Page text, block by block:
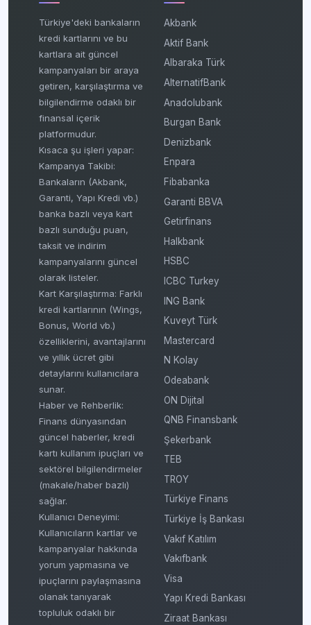
Türkiye'deki bankaların
kredi kartlarını ve bu
kartlara ait güncel
kampanyaları bir araya
getiren, karşılaştırma ve
bilgilendirme odaklı bir
finansal içerik
platformudur.
Kısaca şu işleri yapar:
Kampanya Takibi:
Bankaların (Akbank,
Garanti, Yapı Kredi vb.)
banka bazlı veya kart
bazlı sunduğu puan,
taksit ve indirim
kampanyalarını güncel
olarak listeler.
Kart Karşılaştırma: Farklı
kredi kartlarının (Wings,
Bonus, World vb.)
özelliklerini, avantajlarını
ve yıllık ücret gibi
detaylarını kullanıcılara
sunar.
Haber ve Rehberlik:
Finans dünyasından
güncel haberler, kredi
kartı kullanım ipuçları ve
sektörel bilgilendirmeler
(makale/haber bazlı)
sağlar.
Kullanıcı Deneyimi:
Kullanıcıların kartlar ve
kampanyalar hakkında
yorum yapmasına ve
ipuçlarını paylaşmasına
olanak tanıyarak
topluluk odaklı bir
Akbank
Aktif Bank
Albaraka Türk
AlternatifBank
Anadolubank
Burgan Bank
Denizbank
Enpara
Fibabanka
Garanti BBVA
Getirfinans
Halkbank
HSBC
ICBC Turkey
ING Bank
Kuveyt Türk
Mastercard
N Kolay
Odeabank
ON Dijital
QNB Finansbank
Şekerbank
TEB
TROY
Türkiye Finans
Türkiye İş Bankası
Vakıf Katılım
Vakıfbank
Visa
Yapı Kredi Bankası
Ziraat Bankası